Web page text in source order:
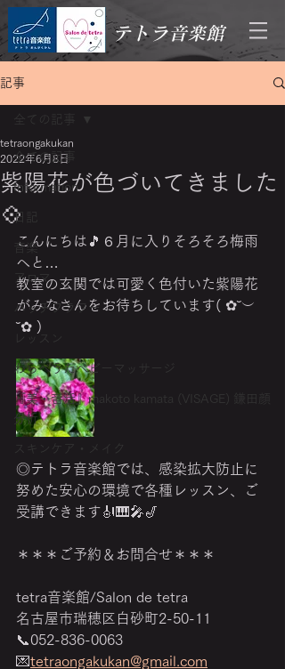
テトラ音楽館
記事
全ての記事
Information
日記
音楽
アロマ
バッチフラワー
レッスン
わらべうたベビーマッサージ
『美・音活』makoto kamata (VISAGE) 鎌田顔
分析
スキンケア・メイク
全ての記事
紫陽花が色づいてきました
💠
tetraongakukan
2022年6月8日
こんにちは🎵６月に入りそろそろ梅雨
へと…
教室の玄関では可愛く色付いた紫陽花
がみなさんをお待ちしています( ✿˘︶
˘✿ )
◎テトラ音楽館では、感染拡大防止に
努めた安心の環境で各種レッスン、ご
受講できます🎻🎹🎤🎷
＊＊＊ご予約＆お問合せ＊＊＊
tetra音楽館/Salon de tetra
名古屋市瑞穂区白砂町2-50-11
📞052-836-0063
💌tetraongakukan@gmail.com